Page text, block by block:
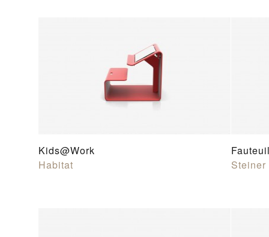
Kids@Work
Habitat
Steiner